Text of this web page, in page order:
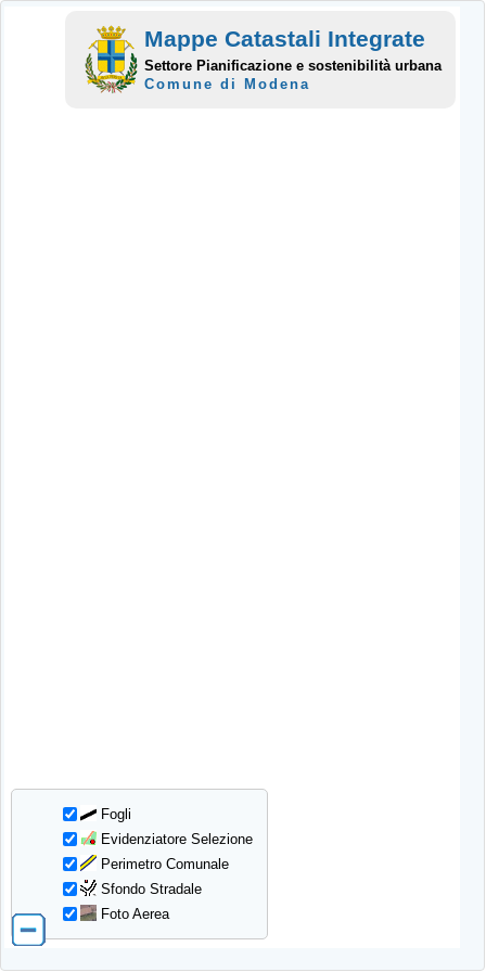
Fogli
Evidenziatore Selezione
Perimetro Comunale
Sfondo Stradale
Foto Aerea
Mappe Catastali Integrate
Settore Pianificazione e sostenibilità urbana
Comune di Modena